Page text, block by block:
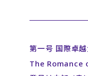
第一号 国際卓
The Romance